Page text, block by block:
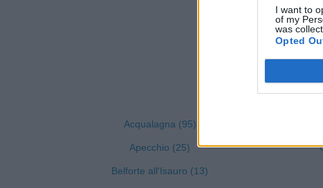
I want to
of my
was
Opted
Visualizza
Acqualagna (95)
Apecchio (25)
Belforte all'Isauro (13)